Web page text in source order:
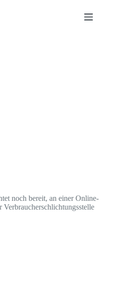
noch bereit, an einer Online-
Verbraucherschlichtungsstelle